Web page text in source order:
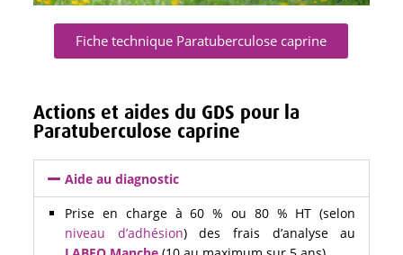
Fiche technique Paratuberculose caprine
Actions et aides du GDS pour la
Paratuberculose caprine
Aide au diagnostic
Prise en charge à 60 % ou 80 % HT (selon
niveau d’adhésion) des frais d’analyse au